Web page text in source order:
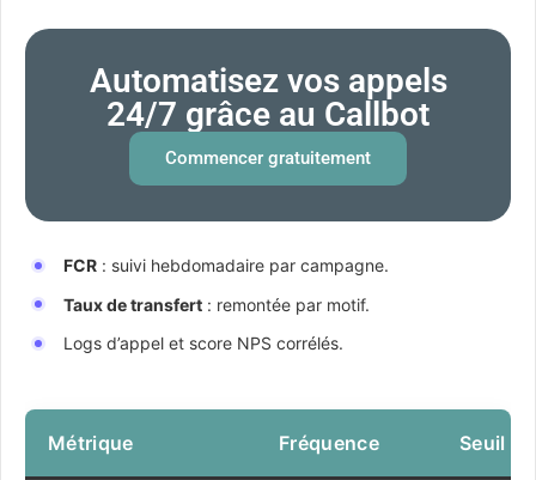
Automatisez vos appels
24/7 grâce au Callbot
Commencer gratuitement
FCR : suivi hebdomadaire par campagne.
Taux de transfert : remontée par motif.
Logs d’appel et score NPS corrélés.
Métrique Fréquence Seuil